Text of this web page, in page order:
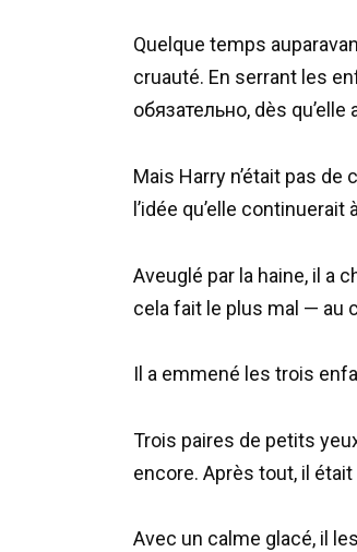
Quelque temps
cruauté. En serrant les
обязательно, dès
Mais Harry n’était pas
l’idée qu’elle
Aveuglé par la haine, il a
cela fait le plus mal — au
Il a emmené les trois
Trois paires de petits
encore. Après tout, il était
Avec un calme glacé, il